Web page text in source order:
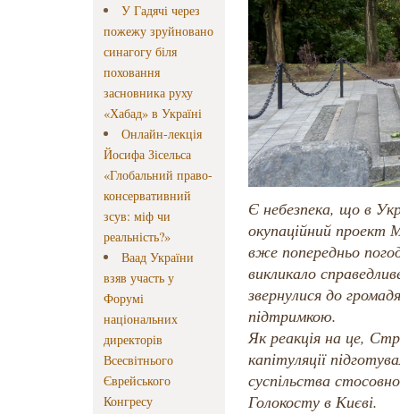
У Гадячі через
пожежу зруйновано
синагогу біля
поховання
засновника руху
«Хабад» в Україні
Онлайн-лекція
Йосифа Зісельса
«Глобальний право-
консервативний
зсув: міф чи
реальність?»
Ваад України
взяв участь у
Форумі
національних
директорів
Всесвітнього
Єврейського
Конгресу
Є небезпека, що в
окупаційний проект
вже попередньо
викликало
звернулися до
підтримкою.
Як реакція на це,
капітуляції
суспільства
Голокосту в Києві.